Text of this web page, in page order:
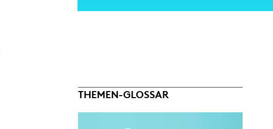
THEMEN-GLOSSAR